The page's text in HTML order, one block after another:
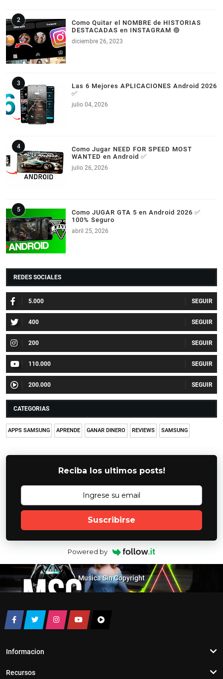
Como Quitar el NOMBRE de HISTORIAS
DESTACADAS en INSTAGRAM 🟣
diciembre 26, 2023
Las 6 Mejores APLICACIONES Android 2026
✅
julio 04, 2026
Como Jugar NEED FOR SPEED MOST
WANTED en Android ✅
julio 26, 2026
Como JUGAR GTA 5 en Android 2026 ✅
100% Seguro
abril 25, 2026
REDES SOCIALES
5.000
400
200
110.000
200.000
CATEGORIAS
APPS SAMSUNG APRENDE GANAR DINERO REVIEWS SAMSUNG
Reciba los ultimos posts!
Suscribirse
Powered by
Musica Sin Copyright
Informacion
Recursos